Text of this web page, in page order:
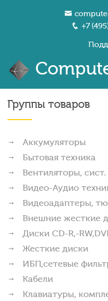
+7
Группы товаров
Аккумуляторы
Бытовая техника
Вентиляторы,
Видео-Аудио
Видеоадаптеры,
Внешние жесткие
Диски CD-R,-
Жесткие диски
ИБП,сетевые
Кабели
Клавиатуры,